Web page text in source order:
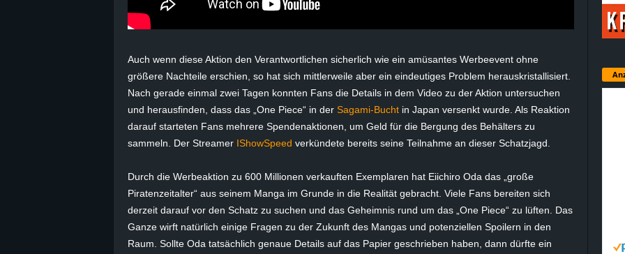
t
r
B
g
!
Auch wenn diese Aktion den Verantwortlichen sicherlich wie ein amüsantes Werbeevent ohne
größere Nachteile erschien, so hat sich mittlerweile aber ein eindeutiges Problem herauskristallisiert.
Nach gerade einmal zwei Tagen konnten Fans die Details in dem Video zu der Aktion untersuchen
und herausfinden, dass das „One Piece“ in der Sagami-Buchtin Japan versenkt wurde. Als Reaktion
darauf starteten Fans mehrere Spendenaktionen, um Geld für die Bergung des Behälters zu
sammeln. Der Streamer IShowSpeed verkündete bereits seine Teilnahme an dieser Schatzjagd.
Durch die Werbeaktion zu 600 Millionen verkauften Exemplaren hat Eiichiro Oda das „große
Piratenzeitalter“ aus seinem Manga im Grunde in die Realität gebracht. Viele Fans bereiten sich
derzeit darauf vor den Schatz zu suchen und das Geheimnis rund um das „One Piece“ zu lüften. Das
Ganze wirft natürlich einige Fragen zu der Zukunft des Mangas und potenziellen Spoilern in den
Raum. Sollte Oda tatsächlich genaue Details auf das Papier geschrieben haben, dann dürfte ein